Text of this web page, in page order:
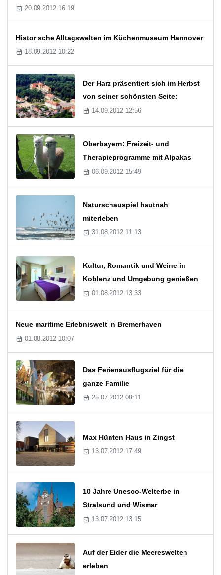
20.09.2012 16:19
Historische Alltagswelten im Küchenmuseum Hannover
18.09.2012 10:22
Der Harz präsentiert sich im Herbst
von seiner schönsten Seite:
14.09.2012 12:56
Oberbayern: Freizeit- und
Therapieprogramme mit Alpakas
06.09.2012 15:49
Naturschauspiel hautnah
miterleben
31.08.2012 11:13
Kultur, Romantik und Weine in
Koblenz und Umgebung genießen
01.08.2012 13:33
Neue maritime Erlebniswelt in Bremerhaven
01.08.2012 10:07
Das Ferienausflugsziel für die
ganze Familie
25.07.2012 09:11
Max Hünten Haus in Zingst
13.07.2012 17:49
10 Jahre Unesco-Welterbe in
Stralsund und Wismar
13.07.2012 13:15
Auf der Eider die Meereswelten
erleben